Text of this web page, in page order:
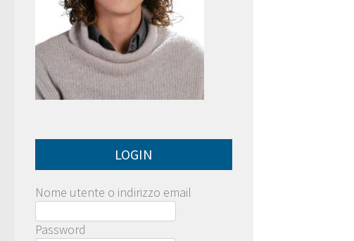
LOGIN
Nome utente o indirizzo email
Password